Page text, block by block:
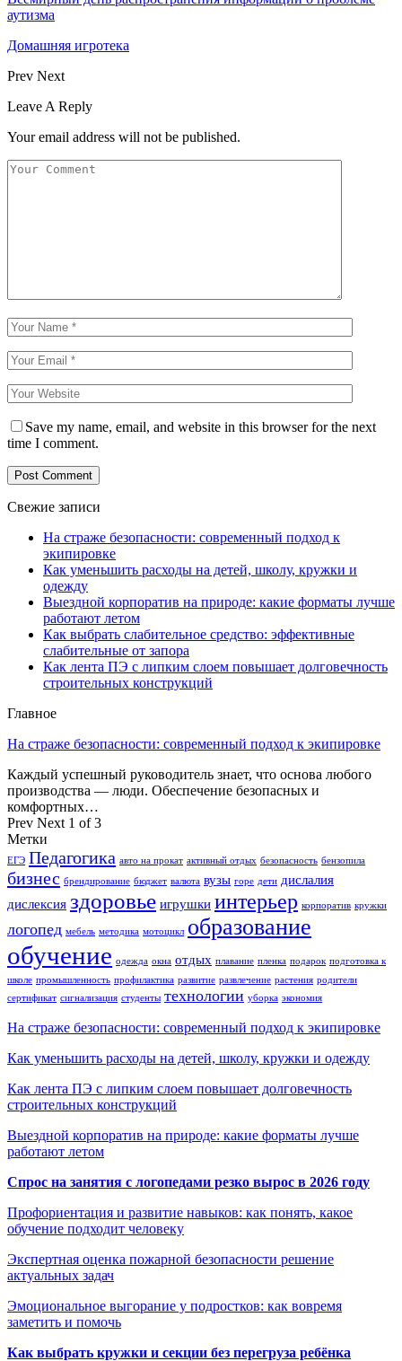
аутизма
Домашняя игротека
Prev Next
Leave A Reply
Your email address will not be published.
Save my name, email, and website in this browser for the next
time I comment.
Свежие записи
На страже безопасности: современный подход к
экипировке
Как уменьшить расходы на детей, школу, кружки и
одежду
Выездной корпоратив на природе: какие форматы лучше
работают летом
Как выбрать слабительное средство: эффективные
слабительные от запора
Как лента ПЭ с липким слоем повышает долговечность
строительных конструкций
Главное
На страже безопасности: современный подход к экипировке
Каждый успешный руководитель знает, что основа любого
производства — люди. Обеспечение безопасных и
комфортных…
Prev Next 1 of 3
Метки
ЕГЭ Педагогика авто на прокат активный отдых безопасность бензопила
бизнес брендирование бюджет валюта вузы горе дети дислалия
дислексия здоровье игрушки интерьер корпоратив кружки
логопед мебель методика мотоцикл образование
обучение одежда окна отдых плавание пленка подарок подготовка к
школе промышленность профилактика развитие развлечение растения родители
сертификат сигнализация студенты технологии уборка экономия
На страже безопасности: современный подход к экипировке
Как уменьшить расходы на детей, школу, кружки и одежду
Как лента ПЭ с липким слоем повышает долговечность
строительных конструкций
Выездной корпоратив на природе: какие форматы лучше
работают летом
Спрос на занятия с логопедами резко вырос в 2026 году
Профориентация и развитие навыков: как понять, какое
обучение подходит человеку
Экспертная оценка пожарной безопасности решение
актуальных задач
Эмоциональное выгорание у подростков: как вовремя
заметить и помочь
Как выбрать кружки и секции без перегруза ребёнка